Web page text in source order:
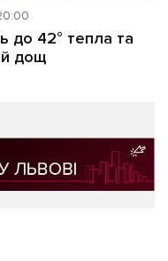
до 42° тепла та
дощ